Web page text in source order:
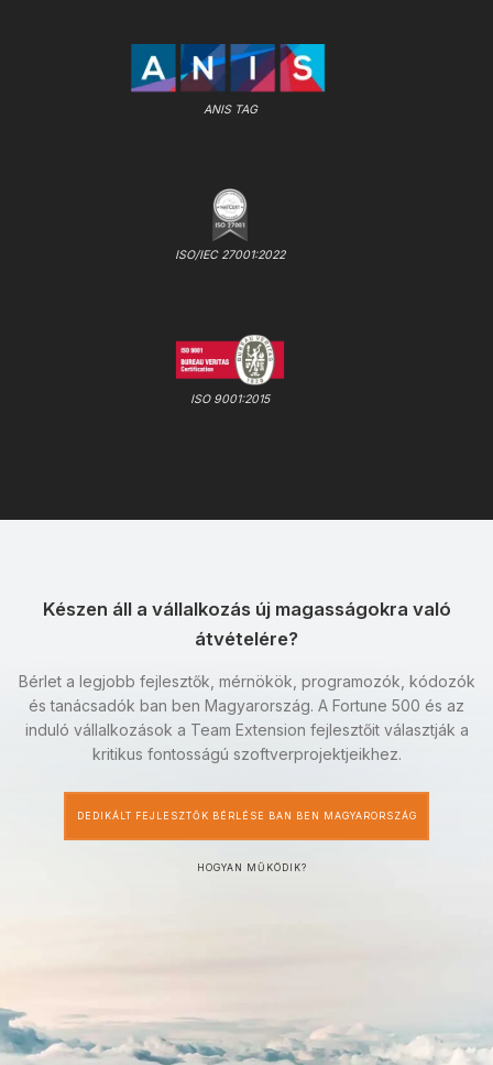
ANIS TAG
ISO/IEC 27001:2022
ISO 9001:2015
Készen áll a vállalkozás új magasságokra való
átvételére?
Bérlet a legjobb fejlesztők, mérnökök, programozók, kódozók
és tanácsadók ban ben Magyarország. A Fortune 500 és az
induló vállalkozások a Team Extension fejlesztőit választják a
kritikus fontosságú szoftverprojektjeikhez.
DEDIKÁLT FEJLESZTŐK BÉRLÉSE BAN BEN MAGYARORSZÁG
HOGYAN MŰKÖDIK?